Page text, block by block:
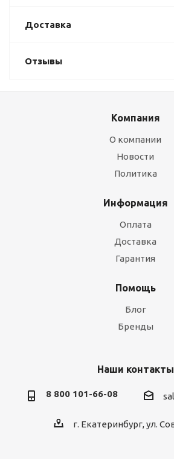
Доставка
Отзывы
Компания
О компании
Новости
Политика
Информация
Оплата
Доставка
Гарантия
Помощь
Блог
Бренды
Наши контакты
8 800 101-66-08
г. Екатеринбург, ул.